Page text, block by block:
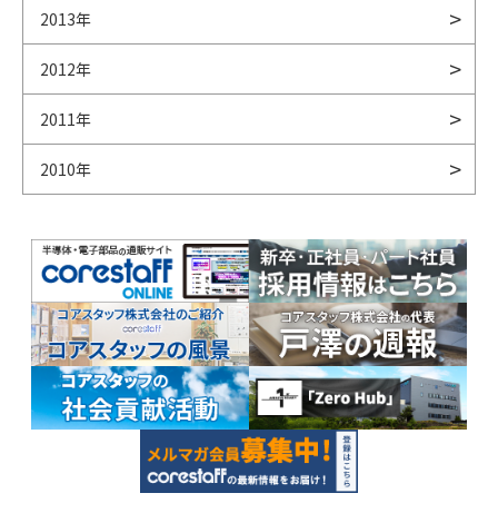
2013年
2012年
2011年
2010年